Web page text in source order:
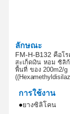
ลักษณะ
FM-H-B132 คือโร
สะเก็ดเงิน หอม ซิลิก้
พื้นที่ ของ 200m2/g
การใช้งาน
●ยางซิลิโคน